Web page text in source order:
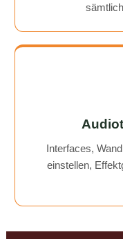
Interfaces,
einstellen,